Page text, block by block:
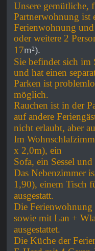
Unsere gemütliche,
Partnerwohnung ist
Ferienwohnung
oder weitere 2
17m²).
Sie befindet sich im
und hat einen
Parken ist
möglich.
Rauchen ist in der
auf andere
nicht erlaubt, aber
Im
x 2,0m), ein
Sofa, ein Sessel
Das Nebenzimmer
1,90), einem Tisch
ausgestatt.
Die
sowie mit Lan +
ausgestattet.
Die Küche der